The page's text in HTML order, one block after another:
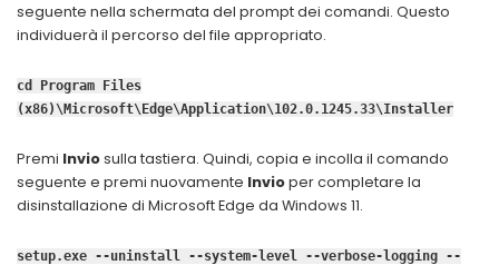
seguente nella schermata del prompt dei comandi. Questo
individuerà il percorso del file appropriato.
cd Program Files
(x86)\Microsoft\Edge\Application\102.0.1245.33\Installer
Premi Inviosulla tastiera. Quindi, copia e incolla il comando
seguente e premi nuovamente Invioper completare la
disinstallazione di Microsoft Edge da Windows 11.
setup.exe --uninstall --system-level --verbose-logging --